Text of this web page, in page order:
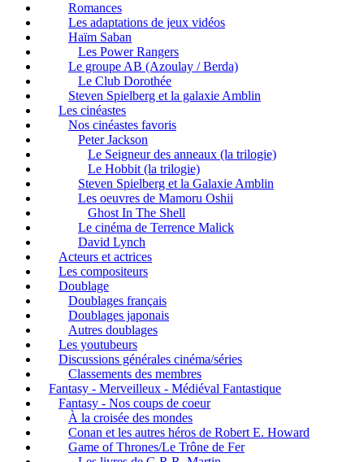
Romances
Les adaptations de jeux vidéos
Haïm Saban
Les Power Rangers
Le groupe AB (Azoulay / Berda)
Le Club Dorothée
Steven Spielberg et la galaxie Amblin
Les cinéastes
Nos cinéastes favoris
Peter Jackson
Le Seigneur des anneaux (la trilogie)
Le Hobbit (la trilogie)
Steven Spielberg et la Galaxie Amblin
Les oeuvres de Mamoru Oshii
Ghost In The Shell
Le cinéma de Terrence Malick
David Lynch
Acteurs et actrices
Les compositeurs
Doublage
Doublages français
Doublages japonais
Autres doublages
Les youtubeurs
Discussions générales cinéma/séries
Classements des membres
Fantasy - Merveilleux - Médiéval Fantastique
Fantasy - Nos coups de coeur
À la croisée des mondes
Conan et les autres héros de Robert E. Howard
Game of Thrones/Le Trône de Fer